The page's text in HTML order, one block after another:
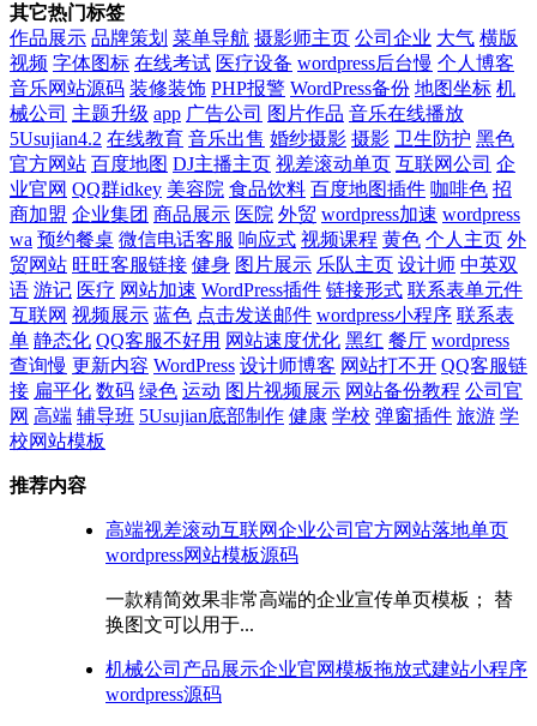
其它热门标签
作品展示 品牌策划 菜单导航 摄影师主页 公司企业 大气 横版
视频 字体图标 在线考试 医疗设备 wordpress后台慢 个人博客
音乐网站源码 装修装饰 PHP报警 WordPress备份 地图坐标 机
械公司 主题升级 app 广告公司 图片作品 音乐在线播放
5Usujian4.2 在线教育 音乐出售 婚纱摄影 摄影 卫生防护 黑色
官方网站 百度地图 DJ主播主页 视差滚动单页 互联网公司 企
业官网 QQ群idkey 美容院 食品饮料 百度地图插件 咖啡色 招
商加盟 企业集团 商品展示 医院 外贸 wordpress加速 wordpress
wa 预约餐桌 微信电话客服 响应式 视频课程 黄色 个人主页 外
贸网站 旺旺客服链接 健身 图片展示 乐队主页 设计师 中英双
语 游记 医疗 网站加速 WordPress插件 链接形式 联系表单元件
互联网 视频展示 蓝色 点击发送邮件 wordpress小程序 联系表
单 静态化 QQ客服不好用 网站速度优化 黑红 餐厅 wordpress
查询慢 更新内容 WordPress 设计师博客 网站打不开 QQ客服链
接 扁平化 数码 绿色 运动 图片视频展示 网站备份教程 公司官
网 高端 辅导班 5Usujian底部制作 健康 学校 弹窗插件 旅游 学
校网站模板
推荐内容
高端视差滚动互联网企业公司官方网站落地单页
wordpress网站模板源码
一款精简效果非常高端的企业宣传单页模板； 替
换图文可以用于...
机械公司产品展示企业官网模板拖放式建站小程序
wordpress源码